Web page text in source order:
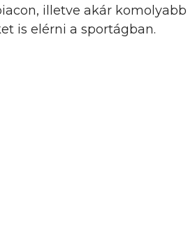
illetve akár komolyabb
is elérni a sportágban.